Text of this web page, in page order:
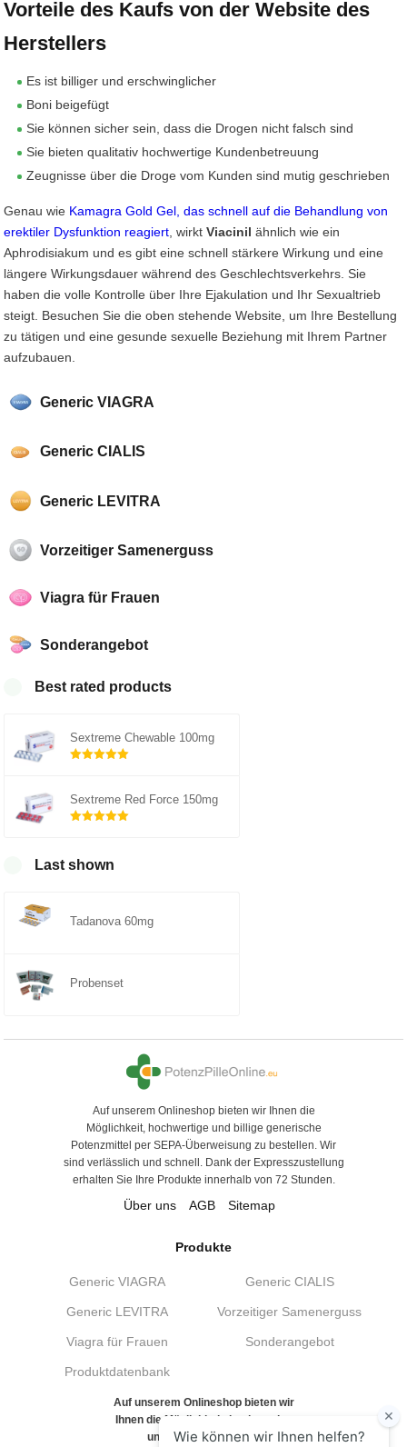
Generic VIAGRA
Generic CIALIS
Generic LEVITRA
Vorzeitiger Samenerguss
Viagra für Frauen
Sonderangebot
Best rated products
Sextreme Chewable 100mg
Sextreme Red Force 150mg
Last shown
Tadanova 60mg
Probenset
Vorteile des Kaufs von der Website des
Herstellers
Es ist billiger und erschwinglicher
Boni beigefügt
Sie können sicher sein, dass die Drogen nicht falsch sind
Sie bieten qualitativ hochwertige Kundenbetreuung
Zeugnisse über die Droge vom Kunden sind mutig geschrieben
Genau wie Kamagra Gold Gel, das schnell auf die Behandlung von
erektiler Dysfunktion reagiert, wirktViacinil ähnlich wie ein
Aphrodisiakum und es gibt eine schnell stärkere Wirkung und eine
längere Wirkungsdauer während des Geschlechtsverkehrs. Sie
haben die volle Kontrolle über Ihre Ejakulation und Ihr Sexualtrieb
steigt. Besuchen Sie die oben stehende Website, um Ihre Bestellung
zu tätigen und eine gesunde sexuelle Beziehung mit Ihrem Partner
aufzubauen.
Auf unserem Onlineshop bieten wir Ihnen die
Möglichkeit, hochwertige und billige generische
Potenzmittel per SEPA-Überweisung zu bestellen. Wir
sind verlässlich und schnell. Dank der Expresszustellung
erhalten Sie Ihre Produkte innerhalb von 72 Stunden.
Über uns AGB Sitemap
Produkte
Generic VIAGRA Generic CIALIS
Generic LEVITRA Vorzeitiger Samenerguss
Viagra für Frauen Sonderangebot
Produktdatenbank
Auf unserem Onlineshop bieten wir
Ihnen die Möglichkeit, hochwertige
und billige generische